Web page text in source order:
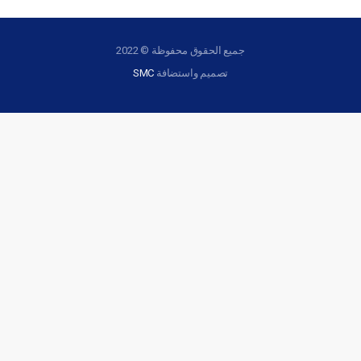
جميع الحقوق محفوظة © 2022
تصميم واستضافة SMC